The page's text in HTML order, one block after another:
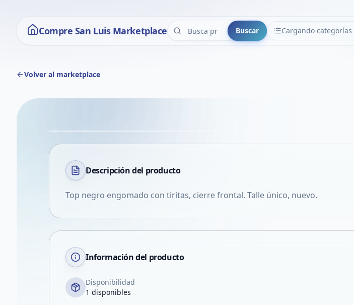
Compre San Luis Marketplace Buscar Cargando categorías
CATEGORÍAS
Volver al marketplace
VER EN PANTALLA COMPLETA
Descripción del producto
Top negro engomado con tiritas, cierre frontal. Talle único, nuevo.
Información del producto
Disponibilidad
1 disponibles